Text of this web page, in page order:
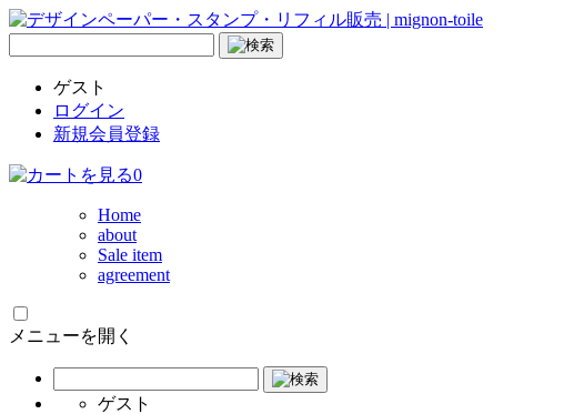
ゲスト
ログイン
新規会員登録
0
Home
about
Sale item
agreement
メニューを開く
ゲスト